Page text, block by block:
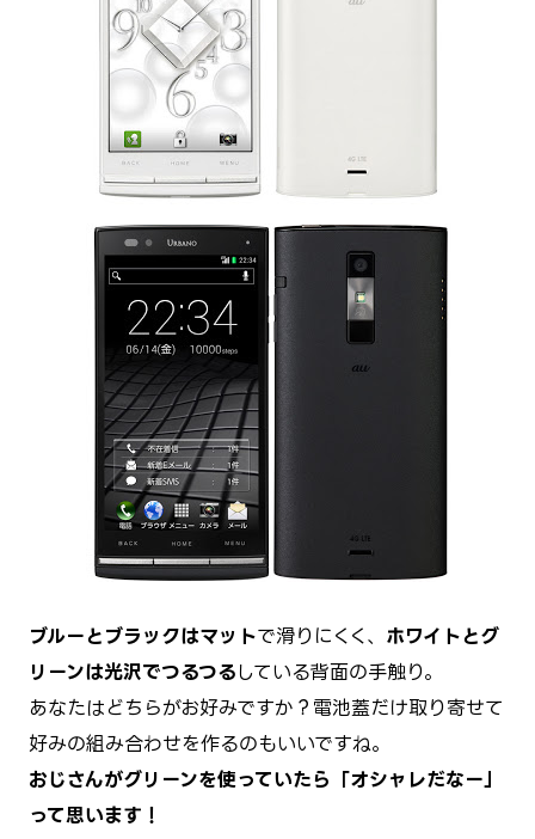
ブルーとブラックはマットで滑りにくく、 ホワイトとグ
リーンは光沢でつるつる している背面の手触り。
あなたはどちらがお好みですか？電池蓋だけ取り寄せて
好みの組み合わせを作るのもいいですね。
おじさんがグリーンを使っていたら「オシャレだなー」
って思います！